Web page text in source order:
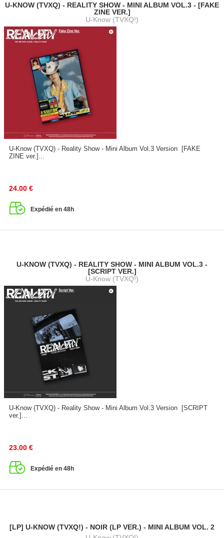
U-KNOW (TVXQ) - REALITY SHOW - MINI ALBUM VOL.3 - [FAKE
ZINE VER.]
U-Know (TVXQ!)
U-Know (TVXQ) - Reality Show - Mini Album Vol.3 Version [FAKE
ZINE ver.]...
24.00 €
Expédié en 48h
U-KNOW (TVXQ) - REALITY SHOW - MINI ALBUM VOL.3 -
[SCRIPT VER.]
U-Know (TVXQ!)
U-Know (TVXQ) - Reality Show - Mini Album Vol.3 Version [SCRIPT
ver.]...
23.00 €
Expédié en 48h
[LP] U-KNOW (TVXQ!) - NOIR (LP VER.) - MINI ALBUM VOL. 2